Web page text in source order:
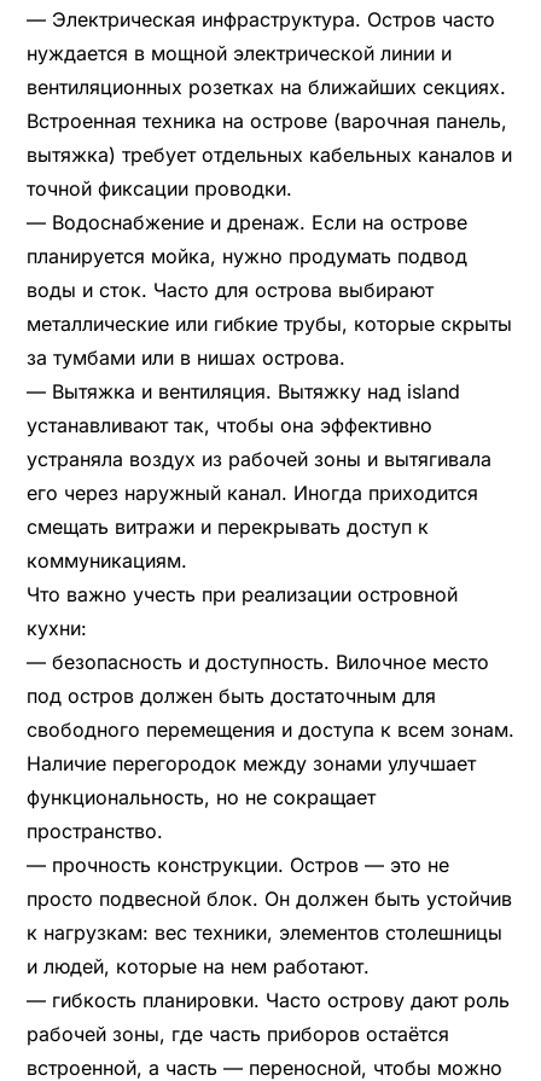
— Электрическая инфраструктура. Остров часто
нуждается в мощной электрической линии и
вентиляционных розетках на ближайших секциях.
Встроенная техника на острове (варочная панель,
вытяжка) требует отдельных кабельных каналов и
точной фиксации проводки.
— Водоснабжение и дренаж. Если на острове
планируется мойка, нужно продумать подвод
воды и сток. Часто для острова выбирают
металлические или гибкие трубы, которые скрыты
за тумбами или в нишах острова.
— Вытяжка и вентиляция. Вытяжку над island
устанавливают так, чтобы она эффективно
устраняла воздух из рабочей зоны и вытягивала
его через наружный канал. Иногда приходится
смещать витражи и перекрывать доступ к
коммуникациям.
Что важно учесть при реализации островной
кухни:
— безопасность и доступность. Вилочное место
под остров должен быть достаточным для
свободного перемещения и доступа к всем зонам.
Наличие перегородок между зонами улучшает
функциональность, но не сокращает
пространство.
— прочность конструкции. Остров — это не
просто подвесной блок. Он должен быть устойчив
к нагрузкам: вес техники, элементов столешницы
и людей, которые на нем работают.
— гибкость планировки. Часто острову дают роль
рабочей зоны, где часть приборов остаётся
встроенной, а часть — переносной, чтобы можно